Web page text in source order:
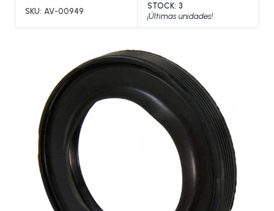
SKU: AV-00949
STOCK: 3
¡Últimas unidades!